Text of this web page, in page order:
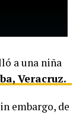
a una niña
Veracruz.
embargo, de